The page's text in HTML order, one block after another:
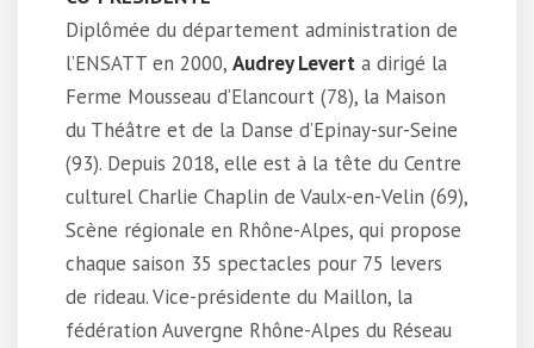
Diplômée du département administration de
l’ENSATT en 2000, Audrey Levert a dirigé la
Ferme Mousseau d’Elancourt (78), la Maison
du Théâtre et de la Danse d’Epinay-sur-Seine
(93). Depuis 2018, elle est à la tête du Centre
culturel Charlie Chaplin de Vaulx-en-Velin (69),
Scène régionale en Rhône-Alpes, qui propose
chaque saison 35 spectacles pour 75 levers
de rideau. Vice-présidente du Maillon, la
fédération Auvergne Rhône-Alpes du Réseau